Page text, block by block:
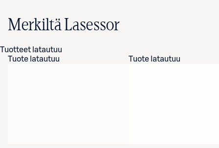
Merkiltä Lasessor
Tuotteet latautuu
Tuote latautuu
Tuote latautuu